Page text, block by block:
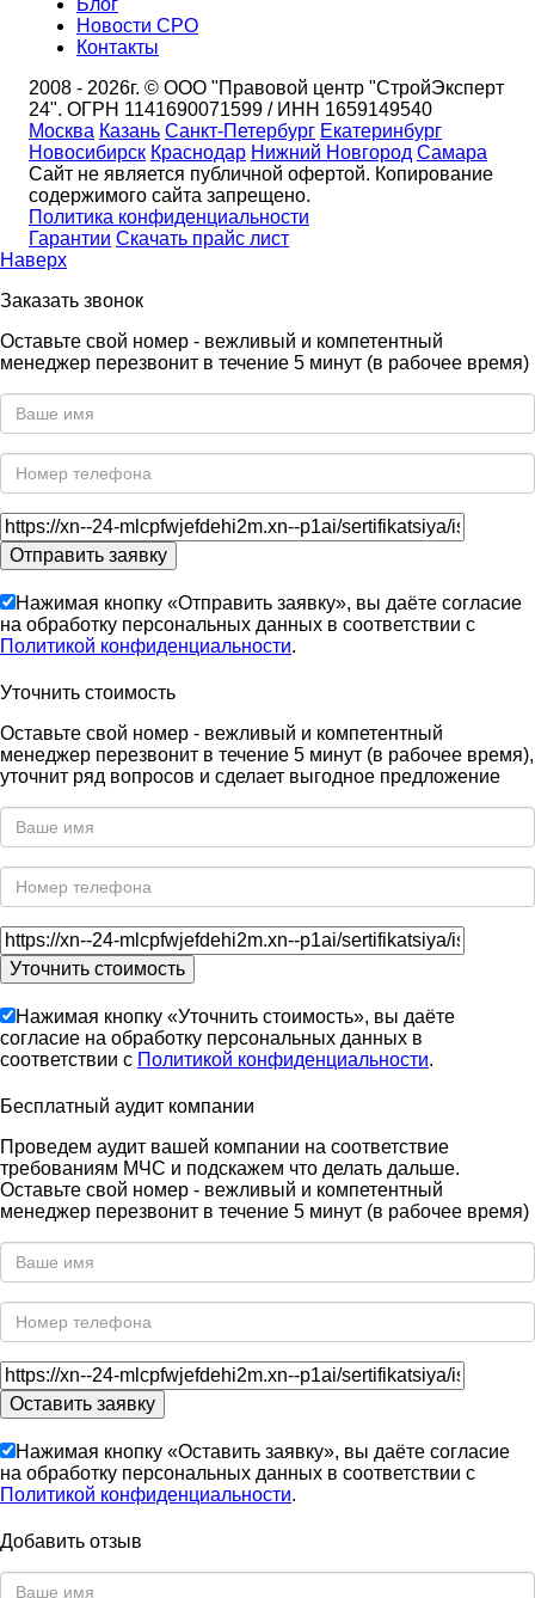
Блог
Новости СРО
Контакты
2008 - 2026г. © ООО "Правовой центр "СтройЭксперт
24". ОГРН 1141690071599 / ИНН 1659149540
Москва Казань Санкт-Петербург Екатеринбург
Новосибирск Краснодар Нижний Новгород Самара
Сайт не является публичной офертой. Копирование
содержимого сайта запрещено.
Политика конфиденциальности
Гарантии Скачать прайс лист
Наверх
Заказать звонок
Оставьте свой номер - вежливый и компетентный
менеджер перезвонит в течение 5 минут (в рабочее время)
Нажимая кнопку «Отправить заявку», вы даёте согласие
на обработку персональных данных в соответствии с
Политикой конфиденциальности.
Уточнить стоимость
Оставьте свой номер - вежливый и компетентный
менеджер перезвонит в течение 5 минут (в рабочее время),
уточнит ряд вопросов и сделает выгодное предложение
Нажимая кнопку «Уточнить стоимость», вы даёте
согласие на обработку персональных данных в
соответствии с Политикой конфиденциальности.
Бесплатный аудит компании
Проведем аудит вашей компании на соответствие
требованиям МЧС и подскажем что делать дальше.
Оставьте свой номер - вежливый и компетентный
менеджер перезвонит в течение 5 минут (в рабочее время)
Нажимая кнопку «Оставить заявку», вы даёте согласие
на обработку персональных данных в соответствии с
Политикой конфиденциальности.
Добавить отзыв